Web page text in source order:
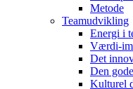
Metode
Teamudvikling
Energi i
Værdi-
Det
Den
Kulturel